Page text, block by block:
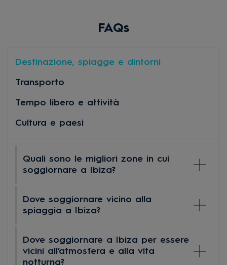
FAQs
Destinazione, spiagge e dintorni
Transporto
Tempo libero e attività
Cultura e paesi
Quali sono le migliori zone in cui
soggiornare a Ibiza?
dipendono dal tipo di viaggio. Playa d’en
Bossa è ideale per chi cerca spiaggia,
distingue per i suoi tramonti e la vita notturna;
la Baia di San Antonio combina spiaggia,
Dove soggiornare vicino alla
spiaggia a Ibiza?
conviene scegliere zone costiere come Playa
d’en Bossa, la Baia di San Antonio, Cala
Dove soggiornare a Ibiza per essere
vicini all’atmosfera e alla vita
notturna?